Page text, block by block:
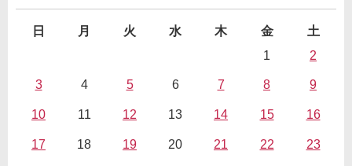
日 月 火 水 木 金
土
1
2
3 4 5 6 7 8 9
10 11 12 13 14 15 16
17 18 19 20 21 22 23